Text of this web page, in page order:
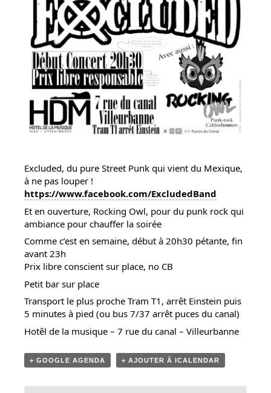
Excluded, du pure Street Punk qui vient du Mexique,
à ne pas louper !
https://www.facebook.com/ExcludedBand
Et en ouverture, Rocking Owl, pour du punk rock qui
ambiance pour chauffer la soirée
Comme c’est en semaine, début à 20h30 pétante, fin
avant 23h
Prix libre conscient sur place, no CB
Petit bar sur place
Transport le plus proche Tram T1, arrêt Einstein puis
5 minutes à pied (ou bus 7/37 arrêt puces du canal)
Hotêl de la musique – 7 rue du canal – Villeurbanne
+ GOOGLE AGENDA + AJOUTER À ICALENDAR